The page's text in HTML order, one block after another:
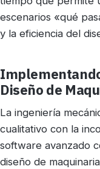
escenarios «qué
y la eficiencia del
Diseño de
La ingeniería
cualitativo con la
software avanzado
diseño de